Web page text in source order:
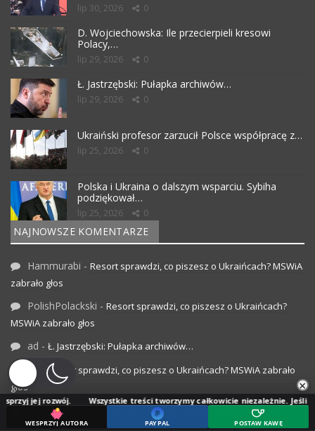
lip 30, 2026 0
D. Wojciechowska: Ile przecierpieli kresowi
Polacy,…
lip 29, 2026 0
Ł. Jastrzębski: Pułapka archiwów…
lip 29, 2026 0
Ukraiński profesor zarzucił Polsce współpracę z…
lip 25, 2026 0
Polska i Ukraina o dalszym wsparciu. Sybiha
podziękował…
lip 25, 2026 0
NAJNOWSZE KOMENTARZE
Hammurabi - Resort sprawdzi, co piszesz o Ukraińcach? MSWiA
zabrało głos
PolishPolackski - Resort sprawdzi, co piszesz o Ukraińcach?
MSWiA zabrało głos
ad - Ł. Jastrzębski: Pułapka archiwów…
ad -Resort sprawdzi, co piszesz o Ukraińcach? MSWiA zabrało
głos
ad-Światełko nadziei? Coraz więcej Polaków sceptycznych
wobec Ukrainy
×
Wszystkie treści tworzymy całkowicie niezależnie. Jeśli doceniasz
WESPRZYJ AUTORA PAYPAL POSTAW KAWĘ